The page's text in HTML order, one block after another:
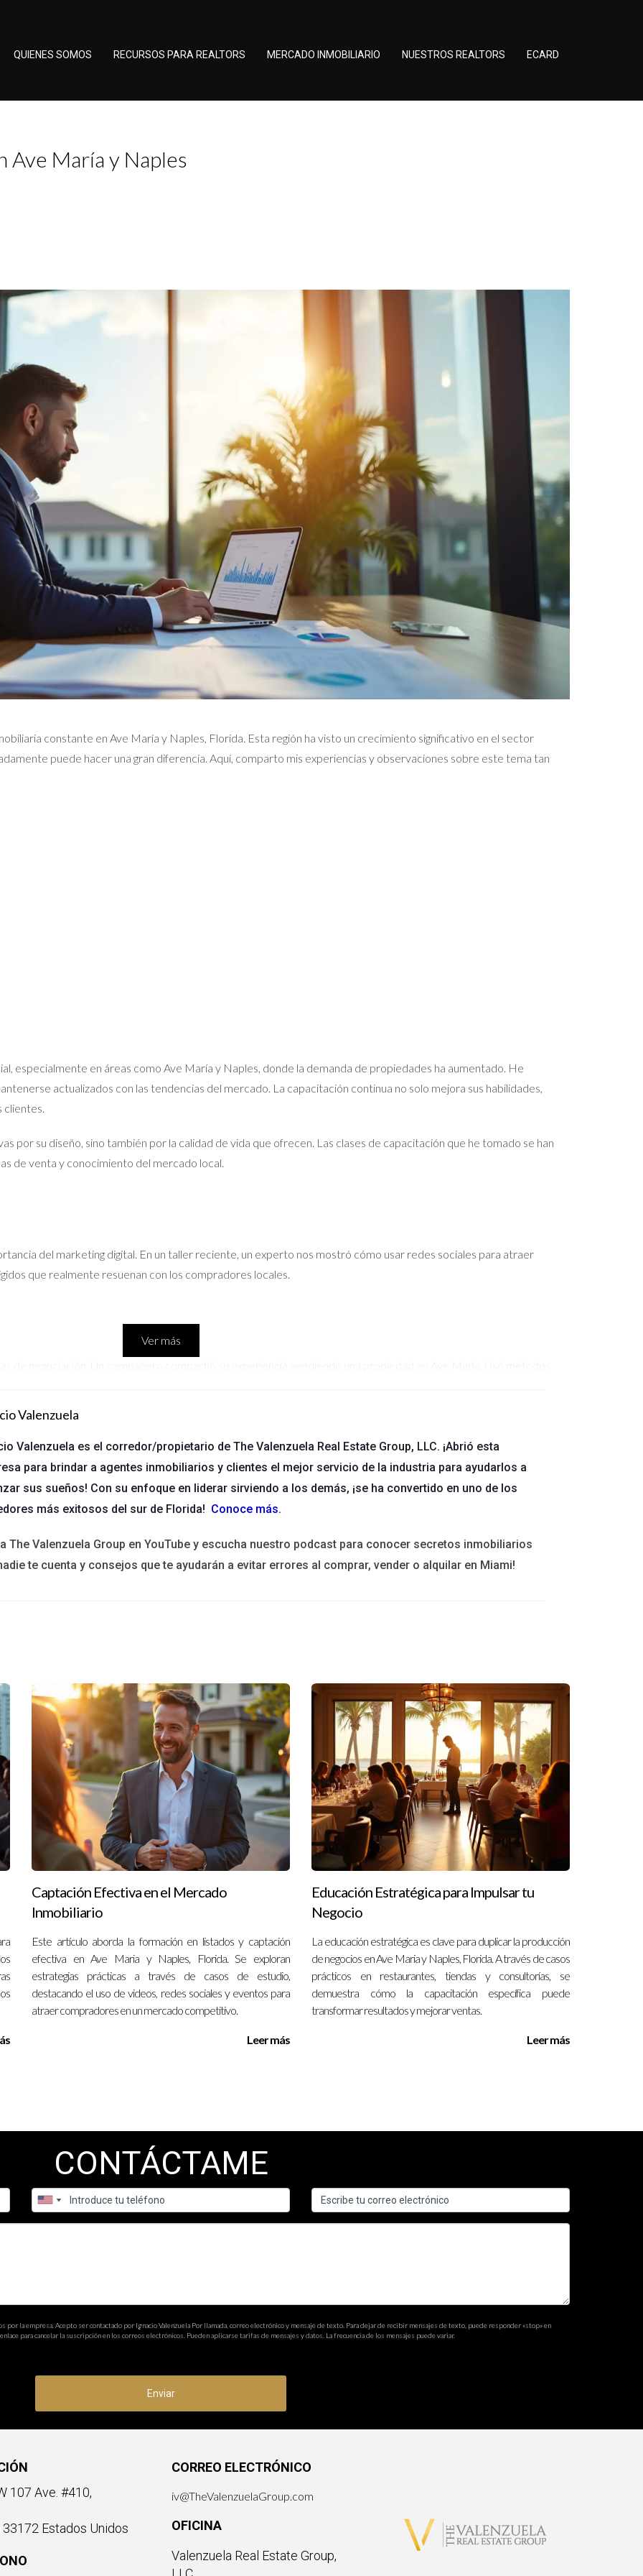
QUIENES SOMOS RECURSOS PARA REALTORS MERCADO INMOBILIARIO NUESTROS REALTORS ECARD
Ave María y Naples
constante en Ave María y Naples, Florida. Esta región ha visto un crecimiento significativo en el sector
puede hacer una gran diferencia. Aquí, comparto mis experiencias y observaciones sobre este tema tan
especialmente en áreas como Ave María y Naples, donde la demanda de propiedades ha aumentado. He
actualizados con las tendencias del mercado. La capacitación continua no solo mejora sus habilidades,
clientes.
por su diseño, sino también por la calidad de vida que ofrecen. Las clases de capacitación que he tomado se han
de venta y conocimiento del mercado local.
del marketing digital. En un taller reciente, un experto nos mostró cómo usar redes sociales para atraer
que realmente resuenan con los compradores locales.
ha sido invaluable. Aprendí sobre los factores que influyen en los precios de las propiedades en Naples. Esto
el sector inmobiliario para mejorar tus habilidades y ofrecer un mejor servicio a tus clientes.
en el sector inmobiliario?
mantenerse al día con las tendencias del mercado y las nuevas tecnologías, lo que puede ser crucial para el éxito.
de capacitación?
de ventas, y conocimiento del mercado local, entre otros.
gran diferencia a largo plazo en tu carrera inmobiliaria.
web que pueden ser muy útiles para agentes nuevos y experimentados.
comenzar a inscribirte. La clave es dar el primer paso.
inmobiliaria. Con años de experiencia y una profunda comprensión del mercado, estoy aquí para ayudarte
contactarme para más información o asesoramiento personalizado.
Ver más
Valenzuela
Valenzuela es el corredor/propietario de The Valenzuela Real Estate Group, LLC. ¡Abrió esta
para brindar a agentes inmobiliarios y clientes el mejor servicio de la industria para ayudarlos a
sus sueños! Con su enfoque en liderar sirviendo a los demás, ¡se ha convertido en uno de los
más exitosos del sur de Florida! Conoce más.
The Valenzuela Group en YouTube y escucha nuestro podcast para conocer secretos inmobiliarios
te cuenta y consejos que te ayudarán a evitar errores al comprar, vender o alquilar en Miami!
Captación Efectiva en el Mercado
Inmobiliario
Este artículo aborda la formación en listados y captación
efectiva en Ave Maria y Naples, Florida. Se exploran
estrategias prácticas a través de casos de estudio,
destacando el uso de videos, redes sociales y eventos para
atraer compradores en un mercado competitivo.
Leer más
Educación Estratégica para Impulsar tu
Negocio
La educación estratégica es clave para duplicar la producción
de negocios en Ave Maria y Naples, Florida. A través de casos
prácticos en restaurantes, tiendas y consultorías, se
demuestra cómo la capacitación específica puede
transformar resultados y mejorar ventas.
Leer más
CONTÁCTAME
la empresa. Acepto ser contactado por Ignacio Valenzuela Por llamada, correo electrónico y mensaje de texto. Para dejar de recibir mensajes de texto, puede responder «stop» en
para cancelar la suscripción en los correos electrónicos. Pueden aplicarse tarifas de mensajes y datos. La frecuencia de los mensajes puede variar.
Enviar
107 Ave. #410,
33172 Estados Unidos
CORREO ELECTRÓNICO
iv@TheValenzuelaGroup.com
OFICINA
Valenzuela Real Estate Group,